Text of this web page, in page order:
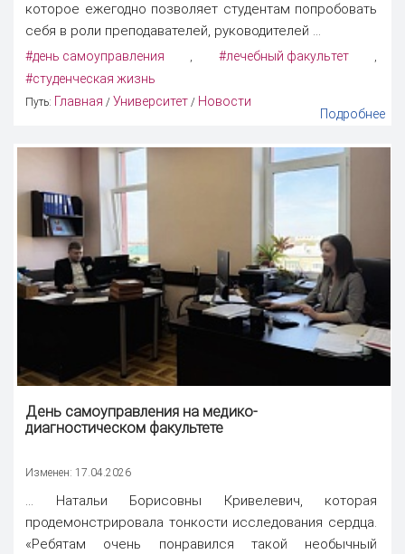
которое ежегодно позволяет студентам попробовать
себя в роли преподавателей, руководителей ...
#день самоуправления , #лечебный факультет,
#студенческая жизнь
Путь: Главная / Университет / Новости
Подробнее
День самоуправления на медико-
диагностическом факультете
Изменен: 17.04.2026
... Натальи Борисовны Кривелевич, которая
продемонстрировала тонкости исследования сердца.
«Ребятам очень понравился такой необычный